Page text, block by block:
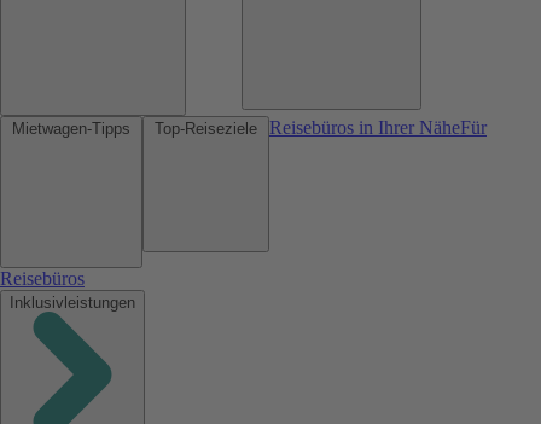
Reisebüros in Ihrer NäheFür
Reisebüros
Inklusivleistungen